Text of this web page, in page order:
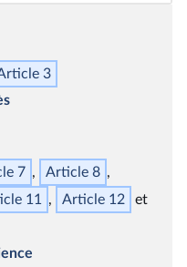
3
7
Article 8
11
Article 12